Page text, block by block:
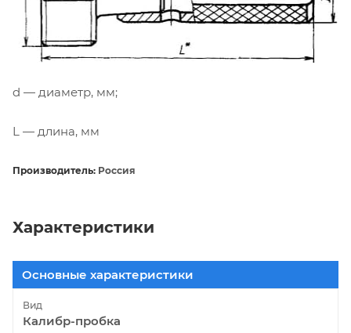
d — диаметр, мм;
L — длина, мм
Производитель: Россия
Характеристики
Основные характеристики
Вид
Калибр-пробка